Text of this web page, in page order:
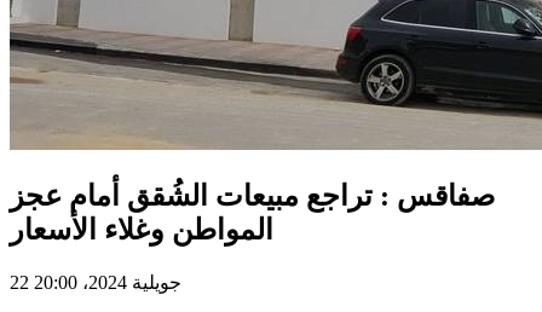
صفاقس : تراجع مبيعات الشُقق أمام عجز
المواطن وغلاء الأسعار
22 جويلية 2024، 20:00